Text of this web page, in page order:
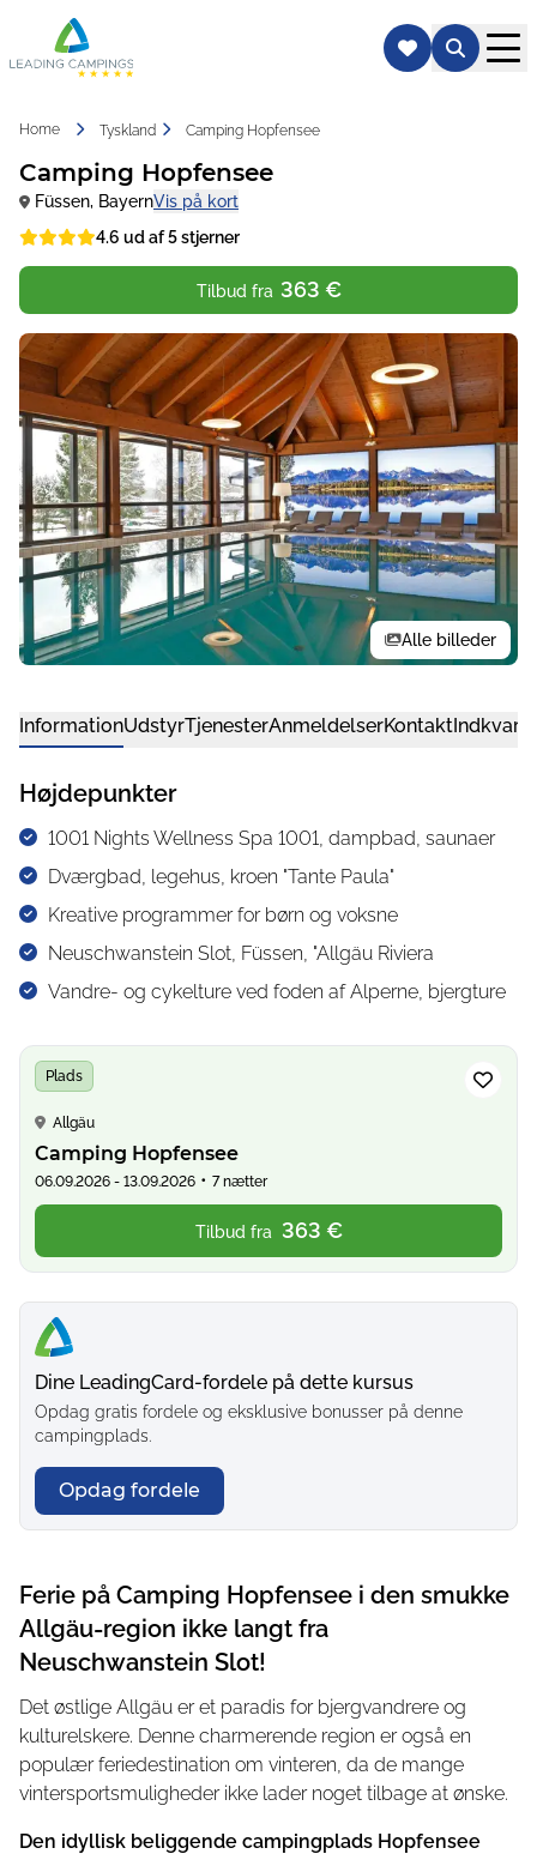
Home Tyskland Camping Hopfensee
Camping Hopfensee
Füssen, BayernVis på kort
4.6 ud af 5 stjerner
Tilbud fra 363 €
Alle billeder
InformationUdstyrTjenesterAnmeldelserKontakt
Højdepunkter
1001 Nights Wellness Spa 1001, dampbad, saunaer
Dværgbad, legehus, kroen "Tante Paula"
Kreative programmer for børn og voksne
Neuschwanstein Slot, Füssen, "Allgäu Riviera
Vandre- og cykelture ved foden af Alperne, bjergture
Plads
Allgäu
Camping Hopfensee
06.09.2026 - 13.09.2026 • 7 nætter
Tilbud fra 363 €
Dine LeadingCard-fordele på dette kursus
Opdag gratis fordele og eksklusive bonusser på denne
campingplads.
Opdag fordele
Ferie på Camping Hopfensee i den smukke
Allgäu-region ikke langt fra
Neuschwanstein Slot!
Det østlige Allgäu er et paradis for bjergvandrere og
kulturelskere. Denne charmerende region er også en
populær feriedestination om vinteren, da de mange
vintersportsmuligheder ikke lader noget tilbage at ønske.
Den idyllisk beliggende campingplads Hopfensee